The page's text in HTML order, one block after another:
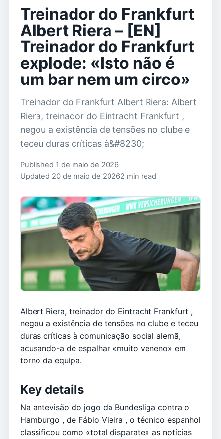
Treinador do Frankfurt
Albert Riera – [EN]
Treinador do Frankfurt
explode: «Isto não é
um bar nem um circo»
Treinador do Frankfurt Albert Riera: Albert
Riera, treinador do Eintracht Frankfurt ,
negou a existência de tensões no clube e
teceu duras críticas à&#8230;
Published 1 de maio de 2026
Updated 20 de maio de 20262 min read
Albert Riera, treinador do Eintracht Frankfurt ,
negou a existência de tensões no clube e teceu
duras críticas à comunicação social alemã,
acusando-a de espalhar «muito veneno» em
torno da equipa.
Key details
Na antevisão do jogo da Bundesliga contra o
Hamburgo , de Fábio Vieira , o técnico espanhol
classificou como «total disparate» as notícias